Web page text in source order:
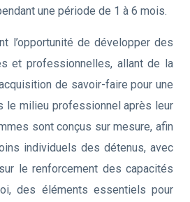
une période de 1 à 6 mois.
l’opportunité de développer des
et professionnelles, allant de la
de savoir-faire pour une
le milieu professionnel après leur
sont conçus sur mesure, afin
individuels des détenus, avec
le renforcement des capacités
des éléments essentiels pour